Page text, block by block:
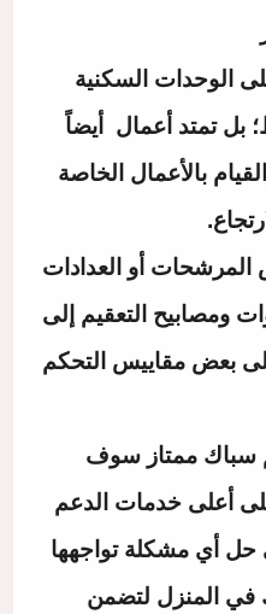
الوحدات السكنية
بل تمتد أعمال أيضاً
بالأعمال الخاصة
المرشحات أو العدادات
ومصابيح التعقيم إلى
بعض مقاييس التحكم
سباك ممتاز سوف
أعلى خدمات الدعم
حل أي مشكلة تواجهها
في المنزل لتضمن